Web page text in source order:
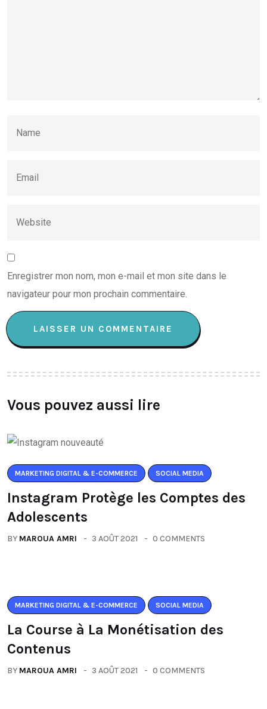
Enregistrer mon nom, mon e-mail et mon site dans le
navigateur pour mon prochain commentaire.
Vous pouvez aussi lire
MARKETING DIGITAL & E-COMMERCE SOCIAL MEDIA
Instagram Protège les Comptes des
Adolescents
BY MAROUA AMRI 3 AOÛT 2021 0 COMMENTS
MARKETING DIGITAL & E-COMMERCE SOCIAL MEDIA
La Course à La Monétisation des
Contenus
BY MAROUA AMRI 3 AOÛT 2021 0 COMMENTS